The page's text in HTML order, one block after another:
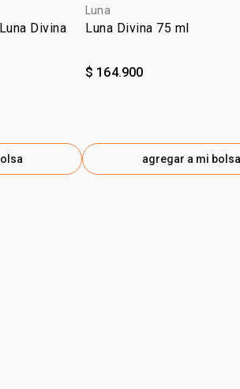
Divina
Luna
Luna Divina 75 ml
$ 164.900
agregar a mi bolsa